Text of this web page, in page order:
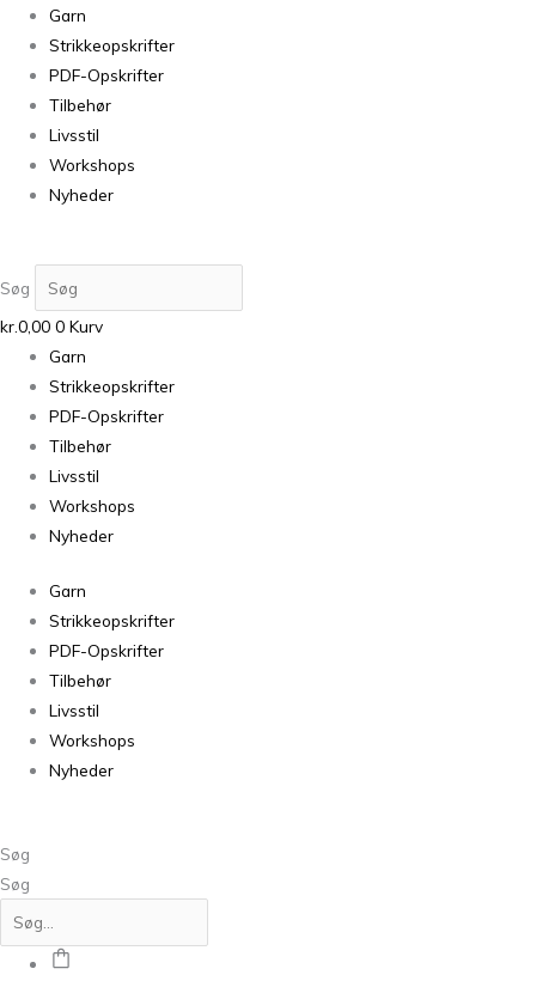
Garn
Strikkeopskrifter
PDF-Opskrifter
Tilbehør
Livsstil
Workshops
Nyheder
Søg
kr.0,00 0 Kurv
Garn
Strikkeopskrifter
PDF-Opskrifter
Tilbehør
Livsstil
Workshops
Nyheder
Garn
Strikkeopskrifter
PDF-Opskrifter
Tilbehør
Livsstil
Workshops
Nyheder
Søg
Søg